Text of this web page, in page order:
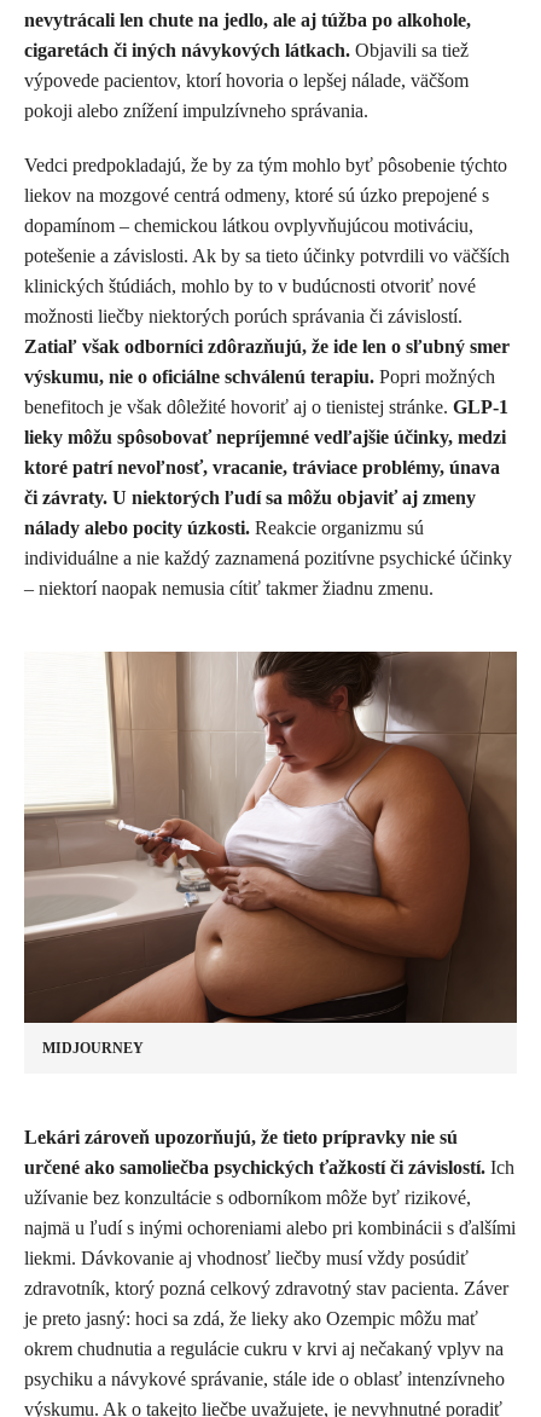
nevytrácali len chute na jedlo, ale aj túžba po alkohole,
cigaretách či iných návykových látkach. Objavili sa tiež
výpovede pacientov, ktorí hovoria o lepšej nálade, väčšom
pokoji alebo znížení impulzívneho správania.
Vedci predpokladajú, že by za tým mohlo byť pôsobenie týchto
liekov na mozgové centrá odmeny, ktoré sú úzko prepojené s
dopamínom – chemickou látkou ovplyvňujúcou motiváciu,
potešenie a závislosti. Ak by sa tieto účinky potvrdili vo väčších
klinických štúdiách, mohlo by to v budúcnosti otvoriť nové
možnosti liečby niektorých porúch správania či závislostí.
Zatiaľ však odborníci zdôrazňujú, že ide len o sľubný smer
výskumu, nie o oficiálne schválenú terapiu. Popri možných
benefitoch je však dôležité hovoriť aj o tienistej stránke. GLP-1
lieky môžu spôsobovať nepríjemné vedľajšie účinky, medzi
ktoré patrí nevoľnosť, vracanie, tráviace problémy, únava
či závraty. U niektorých ľudí sa môžu objaviť aj zmeny
nálady alebo pocity úzkosti. Reakcie organizmu sú
individuálne a nie každý zaznamená pozitívne psychické účinky
– niektorí naopak nemusia cítiť takmer žiadnu zmenu.
MIDJOURNEY
Lekári zároveň upozorňujú, že tieto prípravky nie sú
určené ako samoliečba psychických ťažkostí či závislostí. Ich
užívanie bez konzultácie s odborníkom môže byť rizikové,
najmä u ľudí s inými ochoreniami alebo pri kombinácii s ďalšími
liekmi. Dávkovanie aj vhodnosť liečby musí vždy posúdiť
zdravotník, ktorý pozná celkový zdravotný stav pacienta. Záver
je preto jasný: hoci sa zdá, že lieky ako Ozempic môžu mať
okrem chudnutia a regulácie cukru v krvi aj nečakaný vplyv na
psychiku a návykové správanie, stále ide o oblasť intenzívneho
výskumu. Ak o takejto liečbe uvažujete, je nevyhnutné poradiť